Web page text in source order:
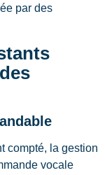
par des
compté, la gestion
vocale